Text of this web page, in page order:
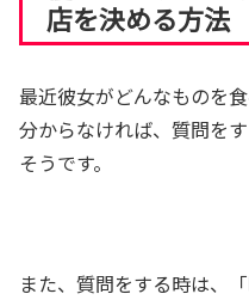
店を決める方法
最近彼女がどんなものを
分からなければ、質問を
そうです。
また、質問をする時は、